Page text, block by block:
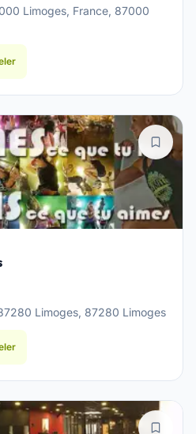
Limoges, France, 87000
Limoges, 87280 Limoges